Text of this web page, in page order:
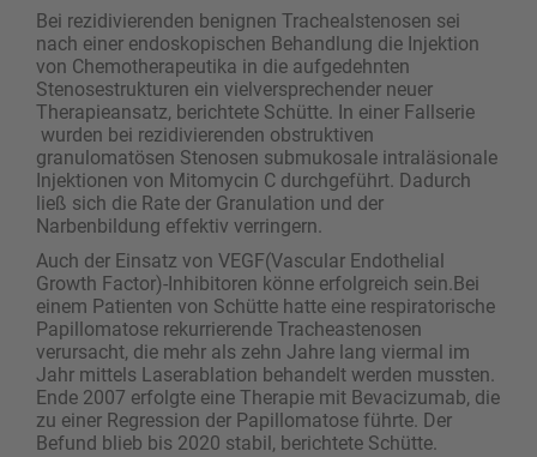
Bei rezidivierenden benignen Trachealstenosen sei
nach einer endoskopischen Behandlung die Injektion
von Chemotherapeutika in die aufgedehnten
Stenosestrukturen ein vielversprechender neuer
Therapieansatz, berichtete Schütte. In einer Fallserie
wurden bei rezidivierenden obstruktiven
granulomatösen Stenosen submukosale intraläsionale
Injek­tionen von Mitomycin C durchgeführt. Dadurch
ließ sich die Rate der Granulation und der
Narbenbildung effektiv verringern.
Auch der Einsatz von VEGF(Vascular Endothelial
Growth Factor)-Inhibitoren könne erfolgreich sein.Bei
einem Patienten von Schütte hatte eine respiratorische
Papillomatose rekurrierende Tracheastenosen
verursacht, die mehr als zehn Jahre lang viermal im
Jahr mittels Laserablation behandelt werden mussten.
Ende 2007 erfolgte eine Therapie mit Bevacizumab, die
zu einer Regression der Papillomatose führte. Der
Befund blieb bis 2020 stabil, berichtete Schütte.